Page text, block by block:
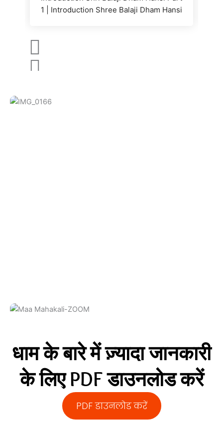
1 | Introduction Shree Balaji Dham Hansi
महाराज
भैरव प्रेत राज सरकार
माँ महाकाली
राधा कृष्ण
धाम के बारे में ज़्यादा जानकारी
के लिए PDF डाउनलोड करें
PDF डाउनलोड करें